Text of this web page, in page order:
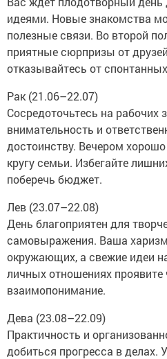
идеями. Новые знакомства
полезные связи. Во второй
приятные сюрпризы от
отказывайтесь от
Рак (21.06–22.07)
Сосредоточьтесь на рабочих
внимательность и
достоинству. Вечером
кругу семьи. Избегайте
поберечь бюджет.
Лев (23.07–22.08)
День благоприятен для
самовыражения. Ваша
окружающих, а свежие идеи
личных отношениях проявите
взаимопонимание.
Дева (23.08–22.09)
Практичность и
добиться прогресса в делах.